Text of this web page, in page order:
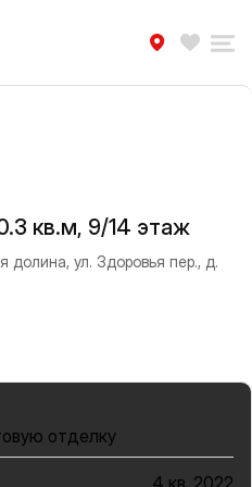
кв.м, 9/14 этаж
долина, ул. Здоровья пер., д.
отделку
4 кв. 2022